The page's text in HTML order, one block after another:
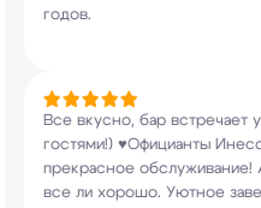
годов.
Все вкусно, бар встречает
гостями!) ♥️Официанты
прекрасное обслуживание!
все ли хорошо. Уютное